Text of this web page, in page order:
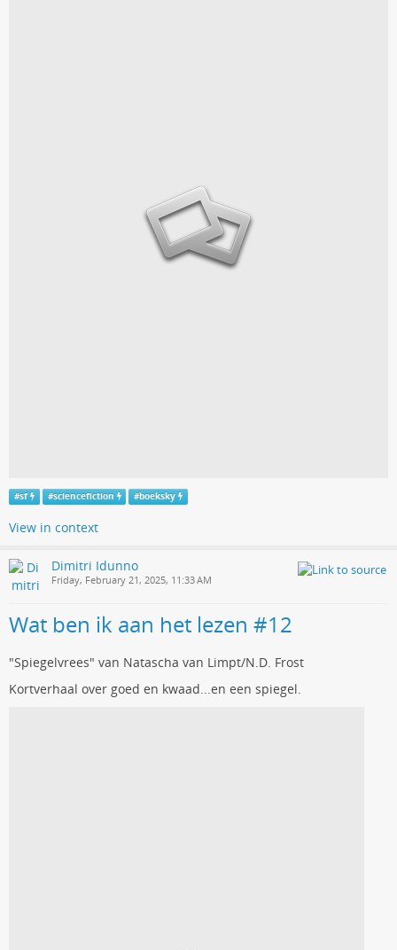
#sf #sciencefiction #boeksky
View in context
Dimitri Idunno
Friday, February 21, 2025, 11:33 AM
Wat ben ik aan het lezen #12
"Spiegelvrees" van Natascha van Limpt/N.D. Frost
Kortverhaal over goed en kwaad...en een spiegel.